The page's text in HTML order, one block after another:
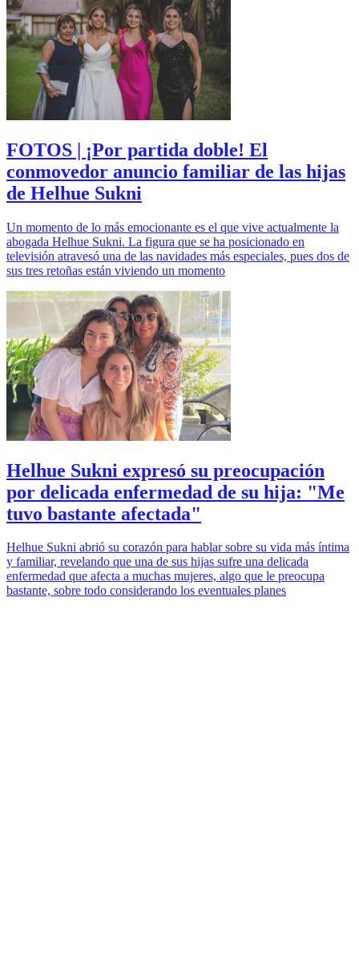
FOTOS | ¡Por partida doble! El
conmovedor anuncio familiar de las hijas
de Helhue Sukni
Un momento de lo más emocionante es el que vive actualmente la
abogada Helhue Sukni. La figura que se ha posicionado en
televisión atravesó una de las navidades más especiales, pues dos de
sus tres retoñas están viviendo un momento
Helhue Sukni expresó su preocupación
por delicada enfermedad de su hija: "Me
tuvo bastante afectada"
Helhue Sukni abrió su corazón para hablar sobre su vida más íntima
y familiar, revelando que una de sus hijas sufre una delicada
enfermedad que afecta a muchas mujeres, algo que le preocupa
bastante, sobre todo considerando los eventuales planes